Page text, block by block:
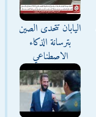
اليابان تتحدى الصين
بترسانة الذكاء
الاصطناعي